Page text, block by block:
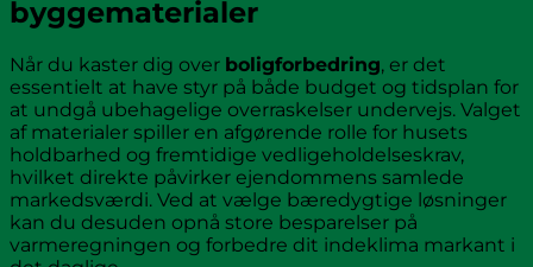
byggematerialer
Når du kaster dig over boligforbedring, er det
essentielt at have styr på både budget og tidsplan for
at undgå ubehagelige overraskelser undervejs. Valget
af materialer spiller en afgørende rolle for husets
holdbarhed og fremtidige vedligeholdelseskrav,
hvilket direkte påvirker ejendommens samlede
markedsværdi. Ved at vælge bæredygtige løsninger
kan du desuden opnå store besparelser på
varmeregningen og forbedre dit indeklima markant i